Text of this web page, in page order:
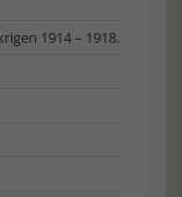
1914 – 1918.